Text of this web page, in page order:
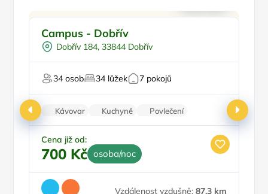
Pro skupiny
Worshopy/školení
Pro svatby a oslavy
Pro majitele mazlíčků
Campus - Dobřív
Dobřív 184, 33844 Dobřív
34 osob 34 lůžek 7 pokojů
Kávovar Kuchyně
Povlečení
Patrové postele
Balkon/terasa
Cena již od:
700 Kč osoba/noc
Vzdálenost vzdušně: 87.3 km